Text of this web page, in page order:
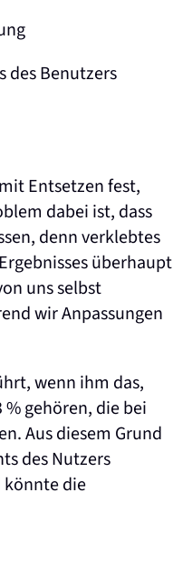
des Benutzers
Entsetzen fest,
dabei ist, dass
denn verklebtes
überhaupt
uns selbst
wir Anpassungen
wenn ihm das,
gehören, die bei
Aus diesem Grund
des Nutzers
könnte die